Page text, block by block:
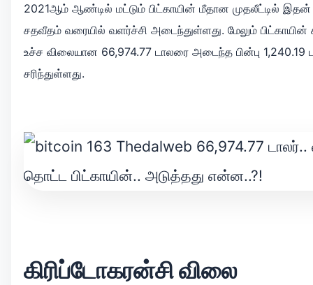
2021ஆம் ஆண்டில் மட்டும் பிட்காயின் மீதான முதலீட்டில் இதன்
சதவீதம் வரையில் வளர்ச்சி அடைந்துள்ளது. மேலும்
உச்ச விலையான 66,974.77 டாலரை அடைந்த பின்பு 1,240.19
சரிந்துள்ளது.
கிரிப்டோகரன்சி விலை